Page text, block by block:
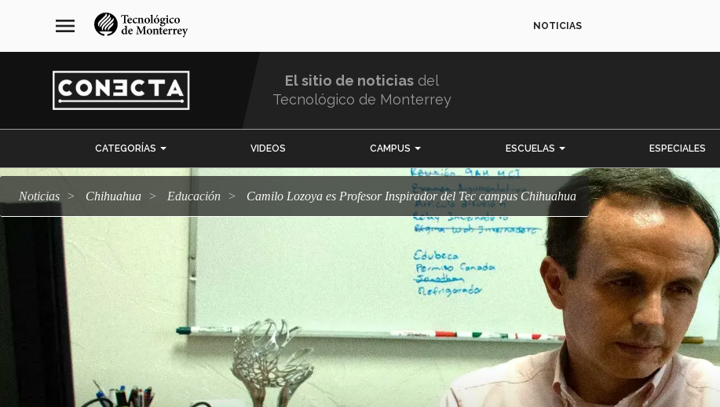
navegación
principal
menu NOTICIAS
El sitio de noticias del
Tecnológico de Monterrey
CATEGORÍAS VIDEOS CAMPUS ESCUELAS ESPECIALES
Noticias Chihuahua Educación Camilo Lozoya es Profesor Inspirador del Tec campus Chihuahua